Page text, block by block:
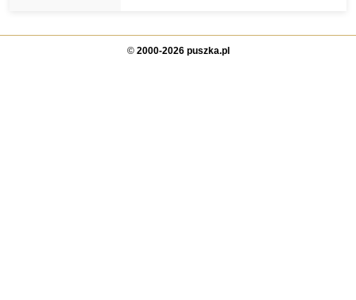
© 2000-2026 puszka.pl